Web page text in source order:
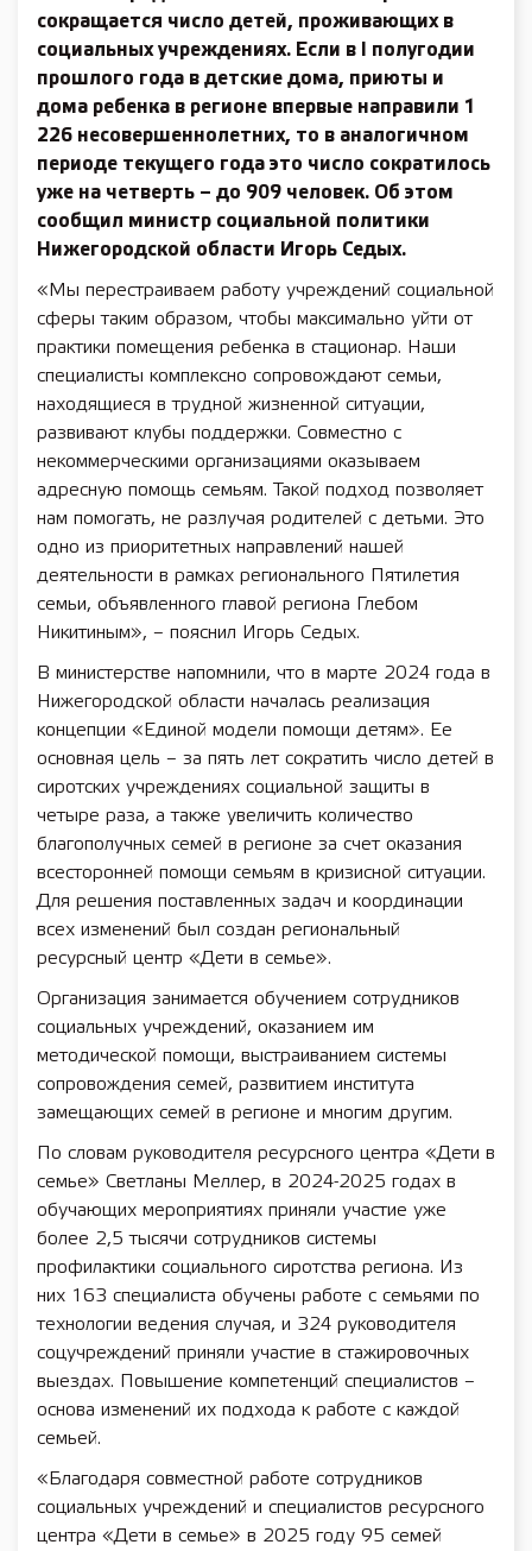
сокращается число детей, проживающих в
социальных учреждениях. Если в I полугодии
прошлого года в детские дома, приюты и
дома ребенка в регионе впервые направили 1
226 несовершеннолетних, то в аналогичном
периоде текущего года это число сократилось
уже на четверть – до 909 человек. Об этом
сообщил министр социальной политики
Нижегородской области Игорь Седых.
«Мы перестраиваем работу учреждений социальной
сферы таким образом, чтобы максимально уйти от
практики помещения ребенка в стационар. Наши
специалисты комплексно сопровождают семьи,
находящиеся в трудной жизненной ситуации,
развивают клубы поддержки. Совместно с
некоммерческими организациями оказываем
адресную помощь семьям. Такой подход позволяет
нам помогать, не разлучая родителей с детьми. Это
одно из приоритетных направлений нашей
деятельности в рамках регионального Пятилетия
семьи, объявленного главой региона Глебом
Никитиным», – пояснил Игорь Седых.
В министерстве напомнили, что в марте 2024 года в
Нижегородской области началась реализация
концепции «Единой модели помощи детям». Ее
основная цель – за пять лет сократить число детей в
сиротских учреждениях социальной защиты в
четыре раза, а также увеличить количество
благополучных семей в регионе за счет оказания
всесторонней помощи семьям в кризисной ситуации.
Для решения поставленных задач и координации
всех изменений был создан региональный
ресурсный центр «Дети в семье».
Организация занимается обучением сотрудников
социальных учреждений, оказанием им
методической помощи, выстраиванием системы
сопровождения семей, развитием института
замещающих семей в регионе и многим другим.
По словам руководителя ресурсного центра «Дети в
семье» Светланы Меллер, в 2024-2025 годах в
обучающих мероприятиях приняли участие уже
более 2,5 тысячи сотрудников системы
профилактики социального сиротства региона. Из
них 163 специалиста обучены работе с семьями по
технологии ведения случая, и 324 руководителя
соцучреждений приняли участие в стажировочных
выездах. Повышение компетенций специалистов –
основа изменений их подхода к работе с каждой
семьей.
«Благодаря совместной работе сотрудников
социальных учреждений и специалистов ресурсного
центра «Дети в семье» в 2025 году 95 семей